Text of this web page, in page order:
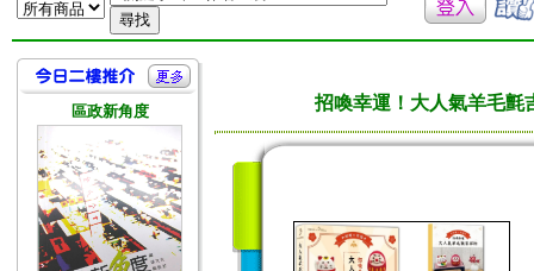
區政新角度 招喚幸運！大人氣羊毛氈